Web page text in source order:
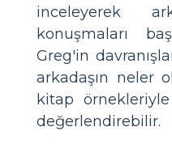
inceleyerek
konuşmaları
Greg'in
arkadaşın neler
kitap
değerlendirebilir.